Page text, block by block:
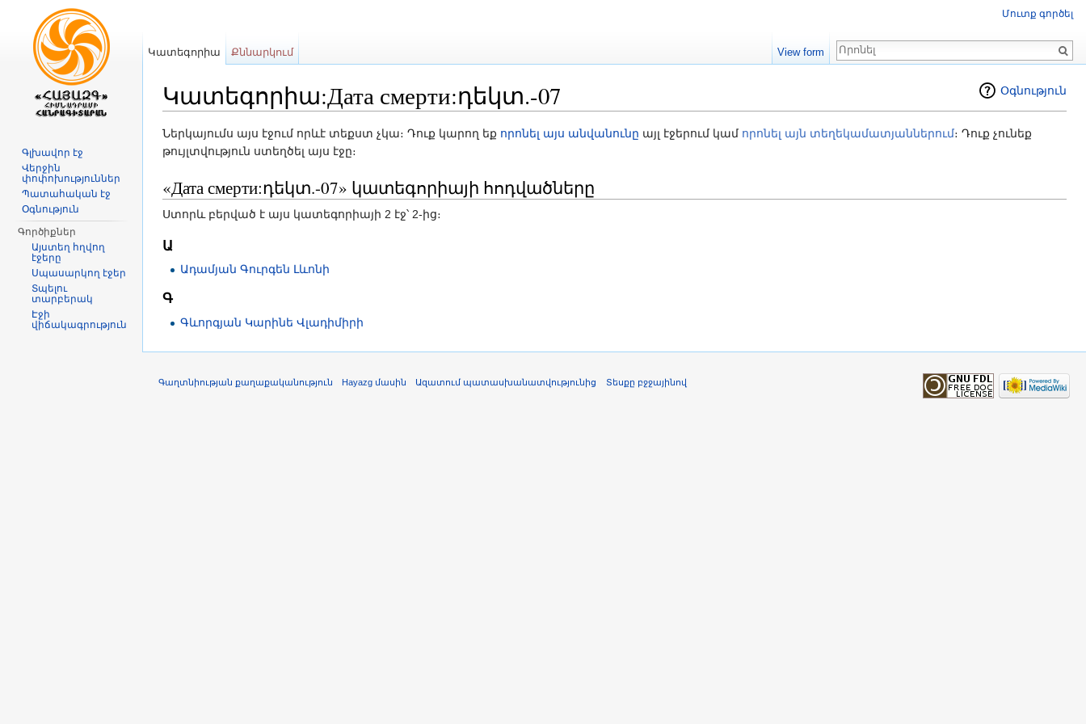
Օգնություն
Կատեգորիա:Дата смерти:դեկտ.-07
Ներկայումս այս էջում որևէ տեքստ չկա։ Դուք կարող եք որոնել այս անվանունը այլ էջերում կամ որոնել այն տեղեկամատյաններում։ Դուք չունեք
թույլտվություն ստեղծել այս էջը։
«Дата смерти:դեկտ.-07» կատեգորիայի հոդվածները
Ստորև բերված է այս կատեգորիայի 2 էջ՝ 2-ից։
Ա
Ադամյան Գուրգեն Լևոնի
Գ
Գևորգյան Կարինե Վլադիմիրի
Մուտք գործել
Կատեգորիա Քննարկում View form
Որոնում
Գլխավոր էջ
Վերջին
փոփոխություններ
Պատահական էջ
Օգնություն
Գործիքներ
Այստեղ հղվող
էջերը
Սպասարկող էջեր
Տպելու
տարբերակ
Էջի
վիճակագրություն
Գաղտնիության քաղաքականություն Hayazg մասին Ազատում պատասխանատվությունից Տեսքը բջջայինով